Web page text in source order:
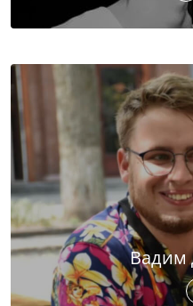
Вадим